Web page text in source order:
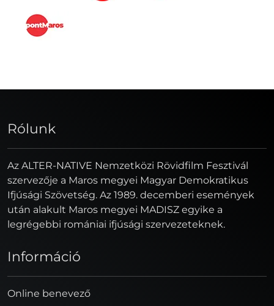
Rólunk
Az ALTER-NATIVE Nemzetközi Rövidfilm Fesztivál
szervezője a Maros megyei Magyar Demokratikus
Ifjúsági Szövetség. Az 1989. decemberi események
után alakult Maros megyei MADISZ egyike a
legrégebbi romániai ifjúsági szervezeteknek.
Információ
Online benevező